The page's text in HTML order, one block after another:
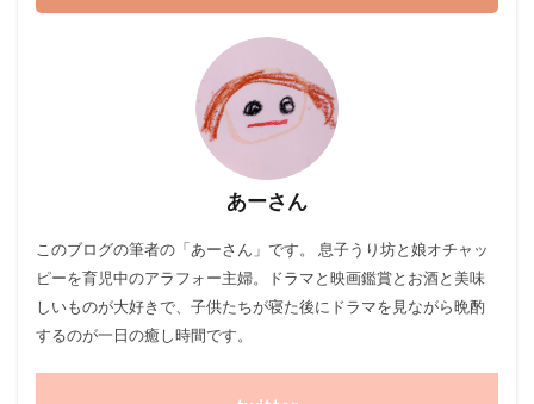
あーさん
このブログの筆者の「あーさん」です。 息子うり坊と娘オチャッ
ピーを育児中のアラフォー主婦。ドラマと映画鑑賞とお酒と美味
しいものが大好きで、子供たちが寝た後にドラマを見ながら晩酌
するのが一日の癒し時間です。